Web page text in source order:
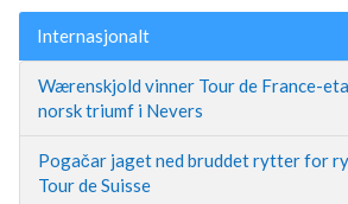
Internasjonalt
Wærenskjold vinner Tour de France-
norsk triumf i Nevers
Pogačar jaget ned bruddet rytter for
Tour de Suisse